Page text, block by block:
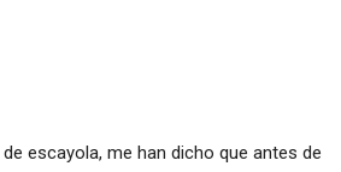
escayola, me han dicho que antes de